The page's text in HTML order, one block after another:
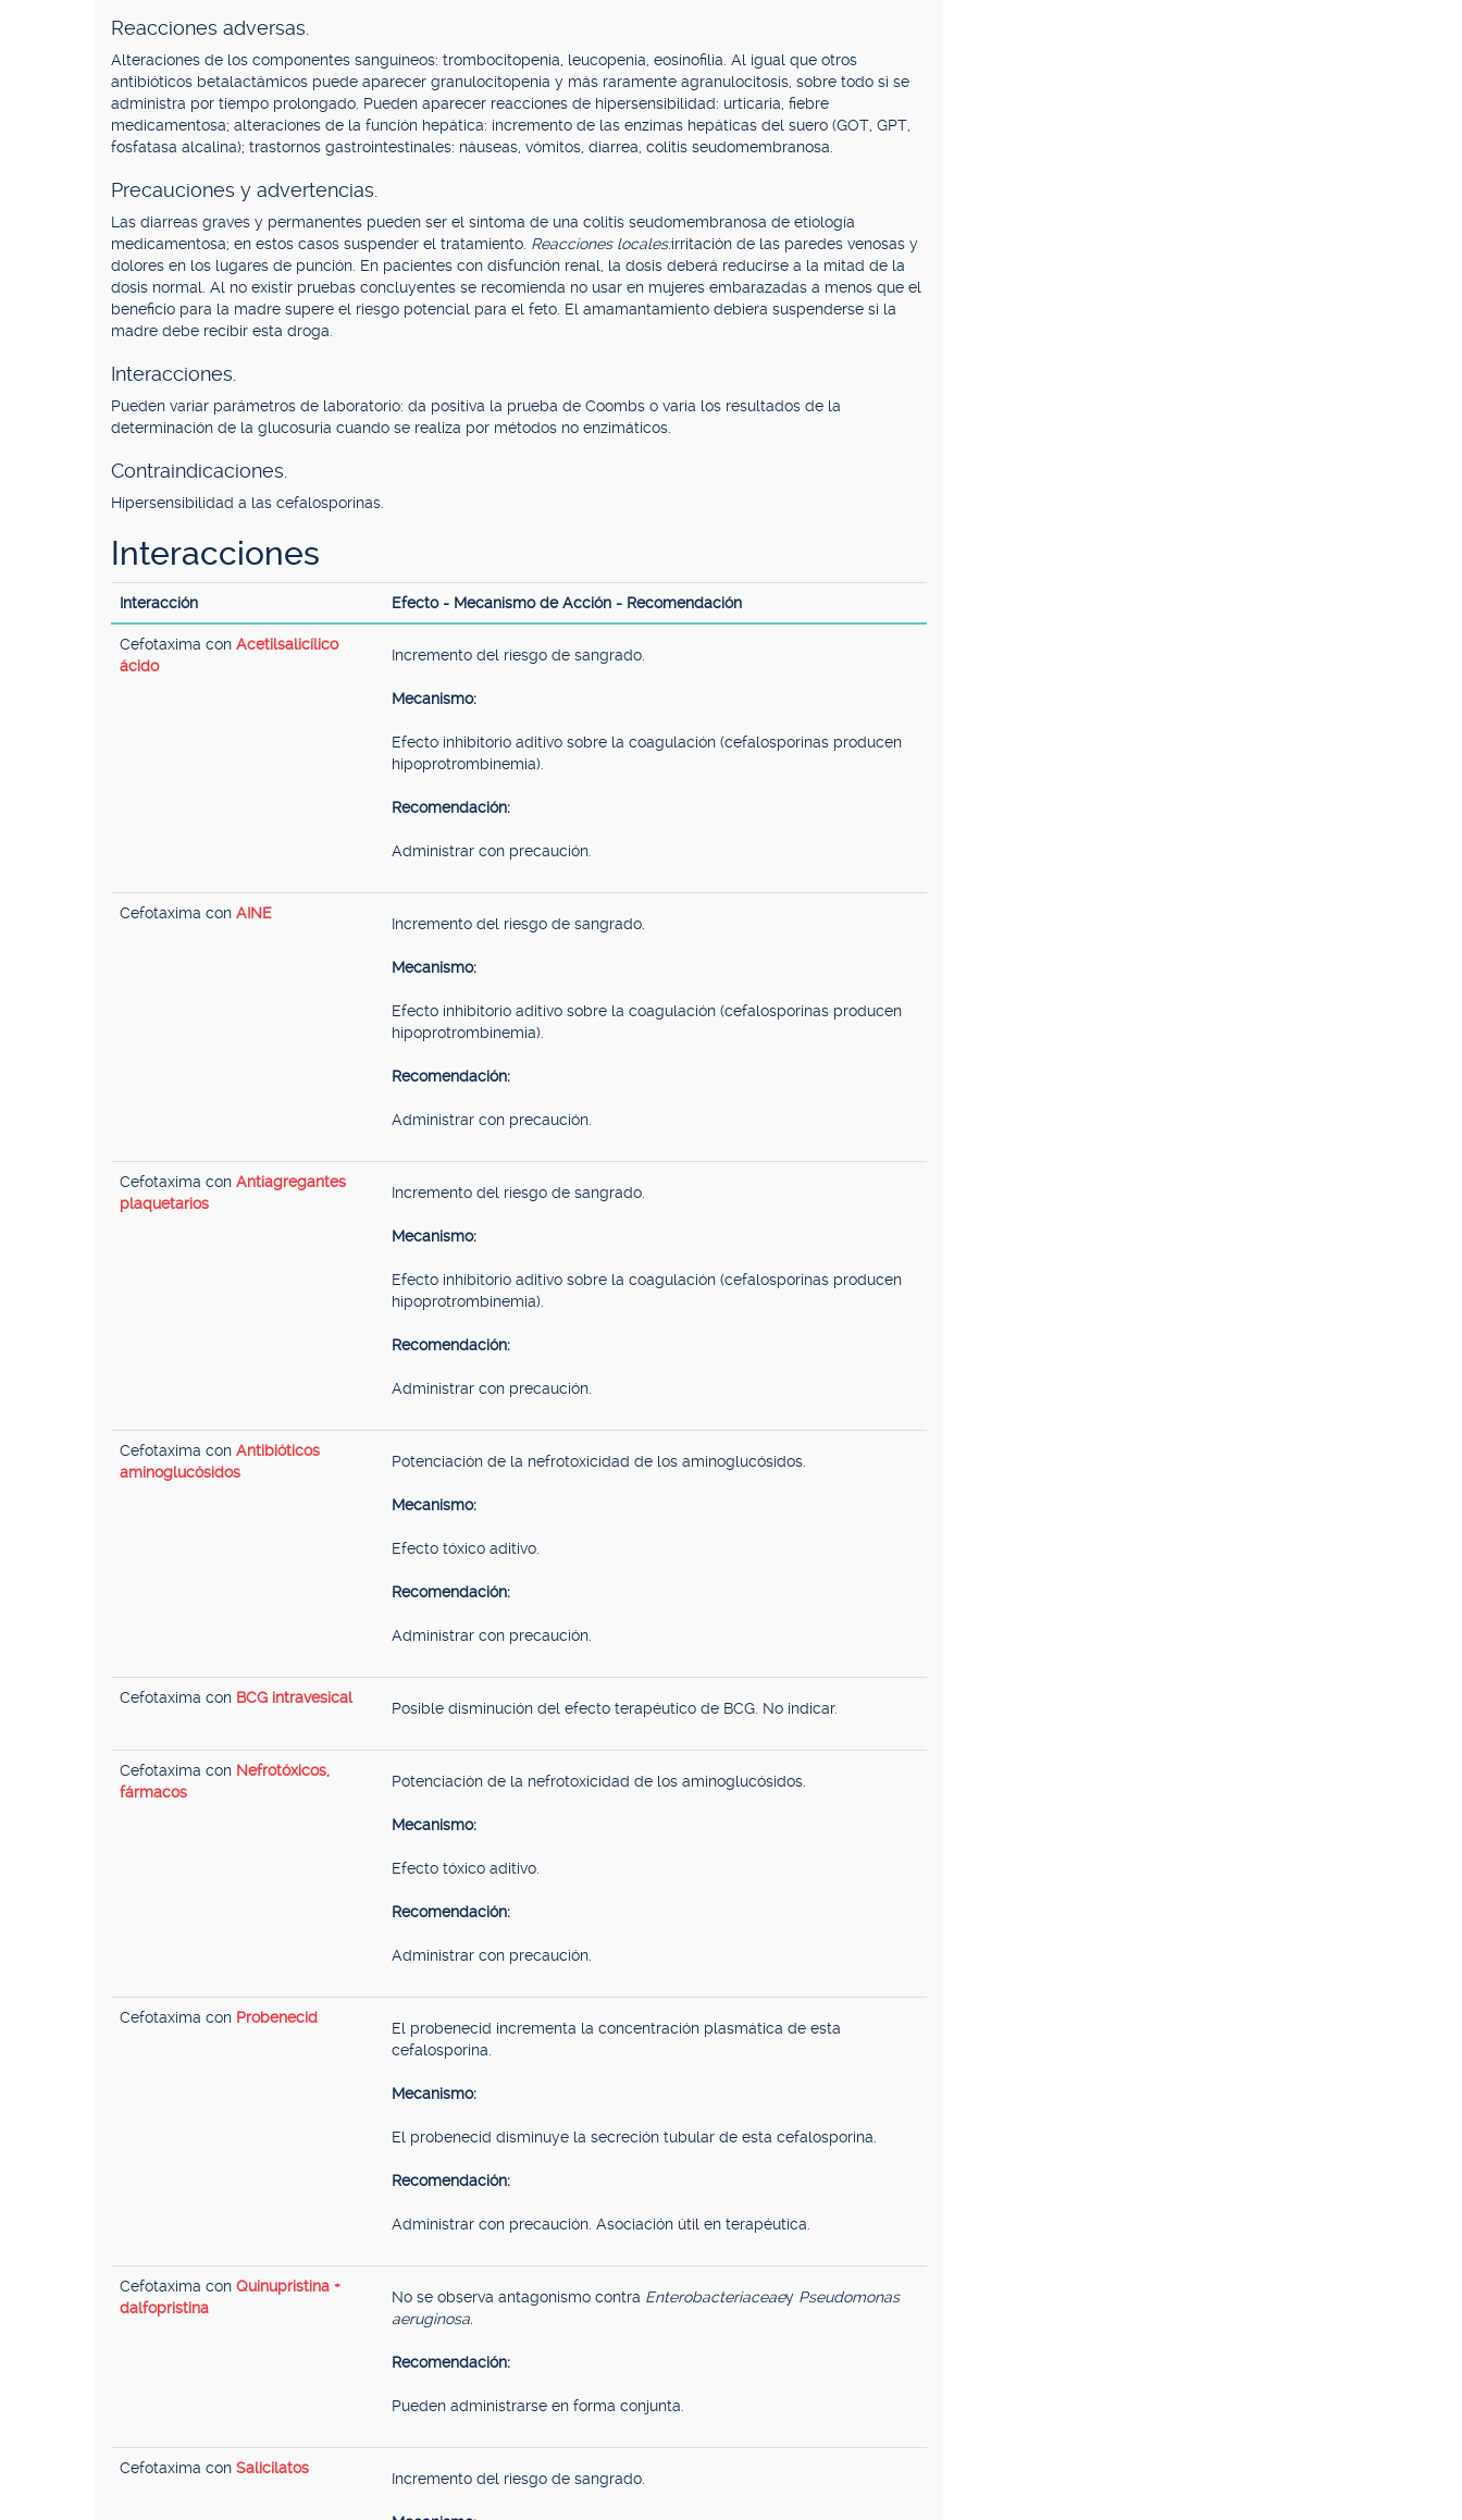
Reacciones adversas.
Alteraciones de los componentes sanguíneos: trombocitopenia, leucopenia, eosinofilia. Al igual que otros
antibióticos betalactámicos puede aparecer granulocitopenia y más raramente agranulocitosis, sobre todo si se
administra por tiempo prolongado. Pueden aparecer reacciones de hipersensibilidad: urticaria, fiebre
medicamentosa; alteraciones de la función hepática: incremento de las enzimas hepáticas del suero (GOT, GPT,
fosfatasa alcalina); trastornos gastrointestinales: náuseas, vómitos, diarrea, colitis seudomembranosa.
Precauciones y advertencias.
Las diarreas graves y permanentes pueden ser el síntoma de una colitis seudomembranosa de etiología
medicamentosa; en estos casos suspender el tratamiento. Reacciones locales:irritación de las paredes venosas y
dolores en los lugares de punción. En pacientes con disfunción renal, la dosis deberá reducirse a la mitad de la
dosis normal. Al no existir pruebas concluyentes se recomienda no usar en mujeres embarazadas a menos que el
beneficio para la madre supere el riesgo potencial para el feto. El amamantamiento debiera suspenderse si la
madre debe recibir esta droga.
Interacciones.
Pueden variar parámetros de laboratorio: da positiva la prueba de Coombs o varía los resultados de la
determinación de la glucosuria cuando se realiza por métodos no enzimáticos.
Contraindicaciones.
Hipersensibilidad a las cefalosporinas.
Interacciones
Interacción Efecto - Mecanismo de Acción - Recomendación
Cefotaxima con Acetilsalicílico
ácido
Incremento del riesgo de sangrado.
Mecanismo:
Efecto inhibitorio aditivo sobre la coagulación (cefalosporinas producen
hipoprotrombinemia).
Recomendación:
Administrar con precaución.
Cefotaxima con AINE
Incremento del riesgo de sangrado.
Mecanismo:
Efecto inhibitorio aditivo sobre la coagulación (cefalosporinas producen
hipoprotrombinemia).
Recomendación:
Administrar con precaución.
Cefotaxima con Antiagregantes
plaquetarios
Incremento del riesgo de sangrado.
Mecanismo:
Efecto inhibitorio aditivo sobre la coagulación (cefalosporinas producen
hipoprotrombinemia).
Recomendación:
Administrar con precaución.
Cefotaxima con Antibióticos
aminoglucósidos
Potenciación de la nefrotoxicidad de los aminoglucósidos.
Mecanismo:
Efecto tóxico aditivo.
Recomendación:
Administrar con precaución.
Cefotaxima con BCG intravesical
Posible disminución del efecto terapéutico de BCG. No indicar.
Cefotaxima con Nefrotóxicos,
fármacos
Potenciación de la nefrotoxicidad de los aminoglucósidos.
Mecanismo:
Efecto tóxico aditivo.
Recomendación:
Administrar con precaución.
Cefotaxima con Probenecid
El probenecid incrementa la concentración plasmática de esta
cefalosporina.
Mecanismo:
El probenecid disminuye la secreción tubular de esta cefalosporina.
Recomendación:
Administrar con precaución. Asociación útil en terapéutica.
Cefotaxima con Quinupristina +
dalfopristina
No se observa antagonismo contra Enterobacteriaceaey Pseudomonas
aeruginosa.
Recomendación:
Pueden administrarse en forma conjunta.
Cefotaxima con Salicilatos
Incremento del riesgo de sangrado.